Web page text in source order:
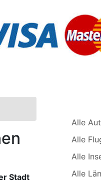
Stadt
Alle
Alle
Alle
Alle